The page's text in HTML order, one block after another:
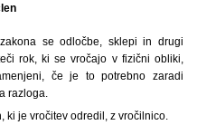
se odločbe, sklepi in drugi
rok, ki se vročajo v fizični obliki,
če je to potrebno zaradi
razloga.
ki je vročitev odredil, z vročilnico.